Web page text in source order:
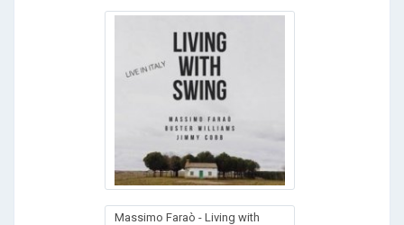
Massimo Faraò - Living with